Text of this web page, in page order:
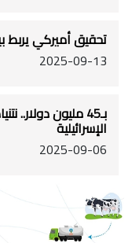
تحقيق أميركي يربط بين وفاة 25
2025-09-13
بـ45 مليون
الإسرائيلية
2025-09-06